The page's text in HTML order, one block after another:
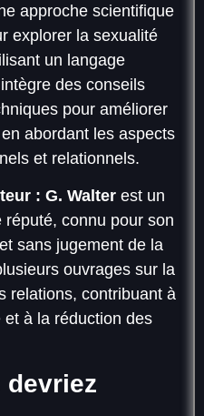
approche scientifique
explorer la sexualité
un langage
des conseils
pour améliorer
abordant les aspects
et relationnels.
: G. Walter est un
connu pour son
sans jugement de la
ouvrages sur la
relations, contribuant à
et à la réduction des
devriez